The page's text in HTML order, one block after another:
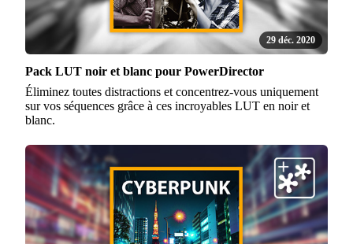
29 déc. 2020
Pack LUT noir et blanc pour PowerDirector
Éliminez toutes distractions et concentrez-vous uniquement
sur vos séquences grâce à ces incroyables LUT en noir et
blanc.